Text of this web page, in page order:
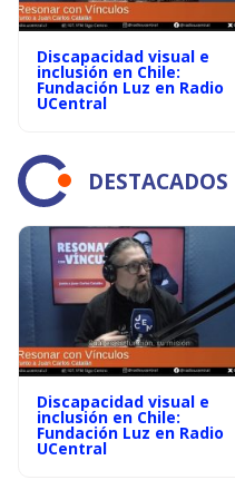
Discapacidad visual e
inclusión en Chile:
Fundación Luz en Radio
UCentral
DESTACADOS
Discapacidad visual e
inclusión en Chile:
Fundación Luz en Radio
UCentral